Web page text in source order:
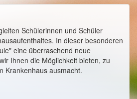
Schülerinnen und Schüler
In dieser besonderen
eine überraschend neue
Ihnen die Möglichkeit bieten, zu
Krankenhaus ausmacht.